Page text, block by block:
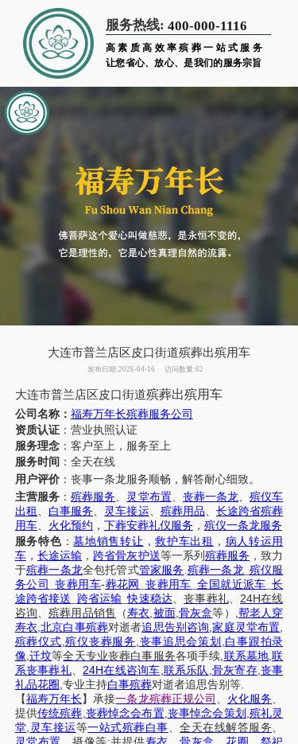
服务热线: 400-000-1116
高素质高效率殡葬一站式服务
让您省心、放心、是我们的服务宗旨
大连市普兰店区皮口街道殡葬出殡用车
发布日期:2026-04-16 访问数量:62
大连市普兰店区 皮口街道殡葬出殡用车
公司名称： 福寿万年长殡葬服务公司
资质认证：营业执照认证
服务理念：客户至上，服务至上
服务时间 ：全天在线
用户评价：丧事一条龙服务顺畅，解答耐心细致。
主营服务 ：殡葬服务、 灵堂布置、 丧葬一条龙、殡仪车
出租 、 白事服务、 灵车接运、 殡葬用品、 长途跨省殡葬
用车、 火化预约 ， 下葬安葬礼仪服务 ， 殡仪一条龙服务
服务特色：墓地销售转让 ，救护车出租 ， 病人转运用
车， 长途运输 ，跨省骨灰护送等一系列 殡葬服务 ，致力
于殡葬一条龙全包托管式管家服务 .殡葬一条龙_ 殡仪服
务公司
_丧葬用车-葬花网 丧葬用车 全国就近派车 长
途跨省接送 跨省运输 _快速稳达、丧事葬礼、 24H在线
咨询、殡葬用品销售 （寿衣 被面, 骨灰盒等）
帮老人穿
寿衣 ,北京白事殡葬对逝者追思告别咨询 ,家庭灵堂布置
殡葬仪式 殡仪丧葬服务 丧事追思会策划 白事跟拍录
像 迁坟等全天专业丧葬白事服务各项手续 联系墓地 ,联
系丧事葬礼、24H在线咨询车 联系乐队 骨灰寄存, 丧事
礼品花圈 专业主持白事殡葬对逝者追思告别等.
【福寿万年长 】承接一条龙殡葬正规公司 、 火化服务、
提供传统殡葬 丧葬悼念会布置, 丧事悼念会策划 殡礼灵
堂 灵车接运等一站式殡葬白事、全天在线解答服务、